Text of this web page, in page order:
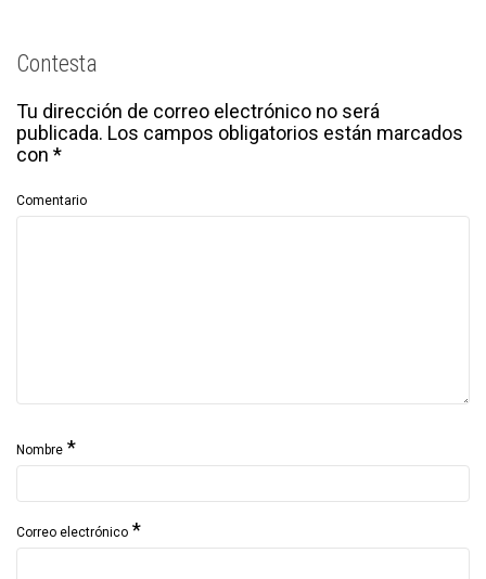
Contesta
Tu dirección de correo electrónico no será
publicada. Los campos obligatorios están marcados
con *
Comentario
Nombre *
Correo electrónico *